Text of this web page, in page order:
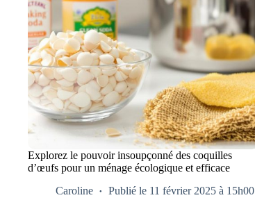
Explorez le pouvoir insoupçonné des coquilles
d’œufs pour un ménage écologique et efficace
Caroline
Publié le 11 février 2025 à 15h00